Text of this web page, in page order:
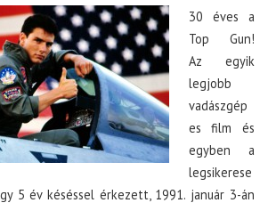
30 éves a
Top Gun!
Az egyik
legjobb
vadászgép
es film és
egyben a
legsikerese
5 év késéssel érkezett, 1991. január 3-án